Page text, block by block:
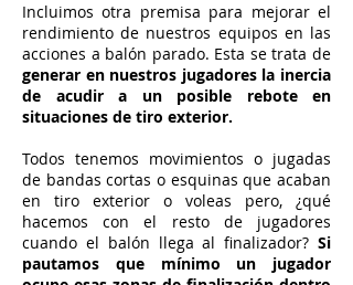
Incluimos otra premisa para mejorar el
rendimiento de nuestros equipos en las
acciones a balón parado. Esta se trata de
generar en nuestros jugadores la inercia
de acudir a un posible rebote en
situaciones de tiro exterior.
Todos tenemos movimientos o jugadas
de bandas cortas o esquinas que acaban
en tiro exterior o voleas pero, ¿qué
hacemos con el resto de jugadores
cuando el balón llega al finalizador? Si
pautamos que mínimo un jugador